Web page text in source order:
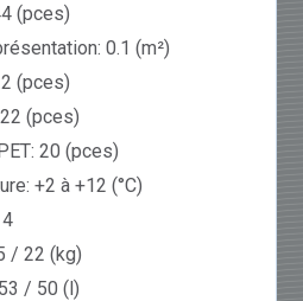
(pces)
0.1 (m²)
(pces)
(pces)
20 (pces)
+2 à +12 (°C)
/ 22 (kg)
/ 50 (l)